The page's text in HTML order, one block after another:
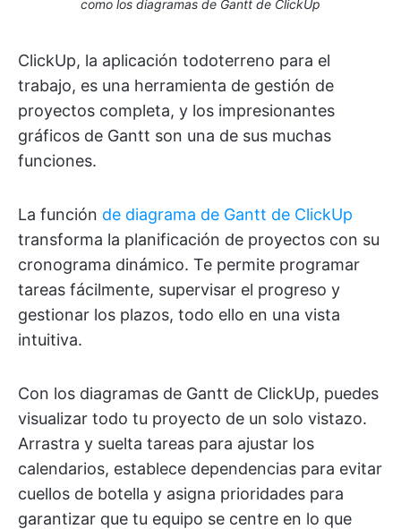
como los diagramas de Gantt de ClickUp
ClickUp, la aplicación todoterreno para el
trabajo, es una herramienta de gestión de
proyectos completa, y los impresionantes
gráficos de Gantt son una de sus muchas
funciones.
La función de diagrama de Gantt de ClickUp
transforma la planificación de proyectos con su
cronograma dinámico. Te permite programar
tareas fácilmente, supervisar el progreso y
gestionar los plazos, todo ello en una vista
intuitiva.
Con los diagramas de Gantt de ClickUp, puedes
visualizar todo tu proyecto de un solo vistazo.
Arrastra y suelta tareas para ajustar los
calendarios, establece dependencias para evitar
cuellos de botella y asigna prioridades para
garantizar que tu equipo se centre en lo que